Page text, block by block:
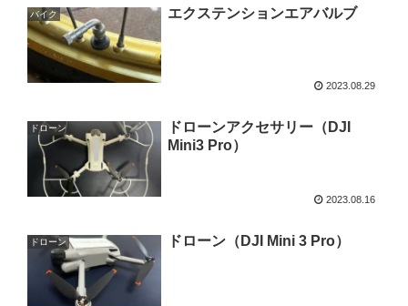
バイク エクステンションエアバルブ
2023.08.29
ドローン
ドローンアクセサリー（DJI
Mini3 Pro）
2023.08.16
ドローン ドローン（DJI Mini 3 Pro）